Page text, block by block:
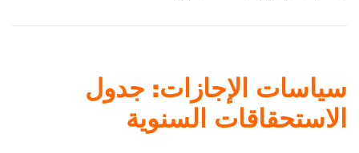
سياسات الإجازات: جدول
الاستحقاقات السنوية